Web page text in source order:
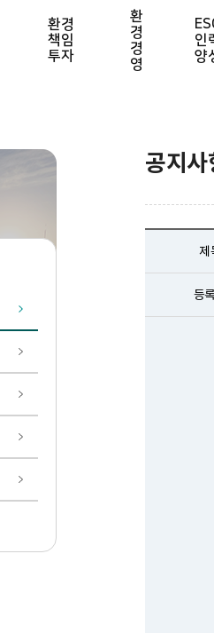
환경
책임
투자
환
경
경
영
인
양
공지사
제
등